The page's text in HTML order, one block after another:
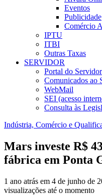
Eventos
Publicidade
Comércio
IPTU
ITBI
Outras Taxas
SERVIDOR
Portal do Servidor
Comunicados ao
WebMail
SEI (acesso
Consulta às
Indústria, Comércio e
Mars investe R$
fábrica em Ponta
1 ano atrás em 4 de junho de
visualizações até o momento